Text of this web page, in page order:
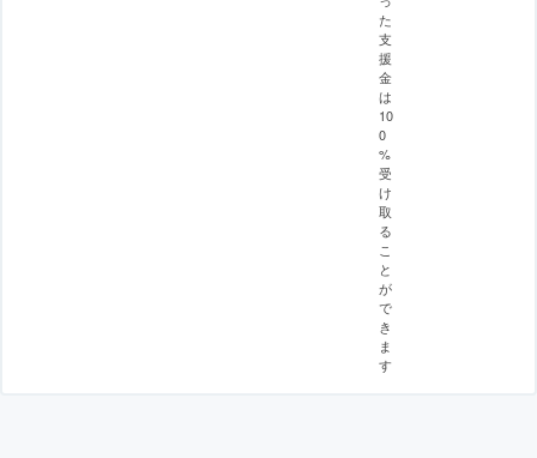
た
支
援
金
は
10
0
%
受
け
取
る
こ
と
が
で
き
ま
す